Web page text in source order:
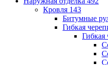
Кровля 143
Битумные
Гибкая
Гибкая